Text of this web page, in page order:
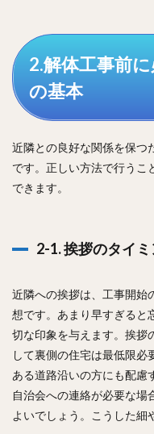
2.解体工事前
の基本
近隣との良好な関係を保つ
です。正しい方法で行うこ
できます。
2-1. 挨拶のタイ
近隣への挨拶は、工事開始
想です。あまり早すぎると
切な印象を与えます。挨拶
して裏側の住宅は最低限
ある道路沿いの方にも配慮
自治会への連絡が必要な場
よいでしょう。こうした細